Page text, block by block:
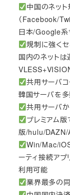
中国のネッ
（Facebook/
日本/Google系
規制に強く
国内のネット
共用サーバ
韓国サーバを
共用サーバ
プレミアム
版/hulu/
Win/Mac/
ーティ接続ア
利用可能
業界最多の